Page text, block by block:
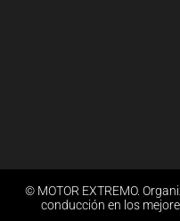
© MOTOR EXTREMO.
conducción en los